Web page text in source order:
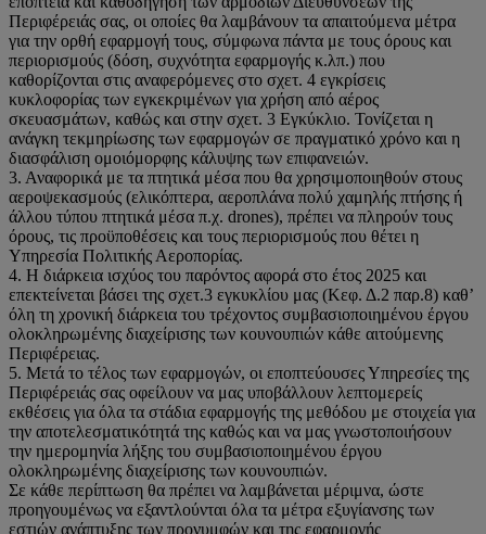
Περιφέρειάς σας, οι οποίες θα λαμβάνουν τα απαιτούμενα μέτρα
για την ορθή εφαρμογή τους, σύμφωνα πάντα με τους όρους και
περιορισμούς (δόση, συχνότητα εφαρμογής κ.λπ.) που
καθορίζονται στις αναφερόμενες στο σχετ. 4 εγκρίσεις
κυκλοφορίας των εγκεκριμένων για χρήση από αέρος
σκευασμάτων, καθώς και στην σχετ. 3 Εγκύκλιο. Τονίζεται η
ανάγκη τεκμηρίωσης των εφαρμογών σε πραγματικό χρόνο και η
διασφάλιση ομοιόμορφης κάλυψης των επιφανειών.
3. Αναφορικά με τα πτητικά μέσα που θα χρησιμοποιηθούν στους
αεροψεκασμούς (ελικόπτερα, αεροπλάνα πολύ χαμηλής πτήσης ή
άλλου τύπου πτητικά μέσα π.χ. drones), πρέπει να πληρούν τους
όρους, τις προϋποθέσεις και τους περιορισμούς που θέτει η
Υπηρεσία Πολιτικής Αεροπορίας.
4. Η διάρκεια ισχύος του παρόντος αφορά στο έτος 2025 και
επεκτείνεται βάσει της σχετ.3 εγκυκλίου μας (Κεφ. Δ.2 παρ.8) καθ’
όλη τη χρονική διάρκεια του τρέχοντος συμβασιοποιημένου έργου
ολοκληρωμένης διαχείρισης των κουνουπιών κάθε αιτούμενης
Περιφέρειας.
5. Μετά το τέλος των εφαρμογών, οι εποπτεύουσες Υπηρεσίες της
Περιφέρειάς σας οφείλουν να μας υποβάλλουν λεπτομερείς
εκθέσεις για όλα τα στάδια εφαρμογής της μεθόδου με στοιχεία για
την αποτελεσματικότητά της καθώς και να μας γνωστοποιήσουν
την ημερομηνία λήξης του συμβασιοποιημένου έργου
ολοκληρωμένης διαχείρισης των κουνουπιών.
Σε κάθε περίπτωση θα πρέπει να λαμβάνεται μέριμνα, ώστε
προηγουμένως να εξαντλούνται όλα τα μέτρα εξυγίανσης των
εστιών ανάπτυξης των προνυμφών και της εφαρμογής